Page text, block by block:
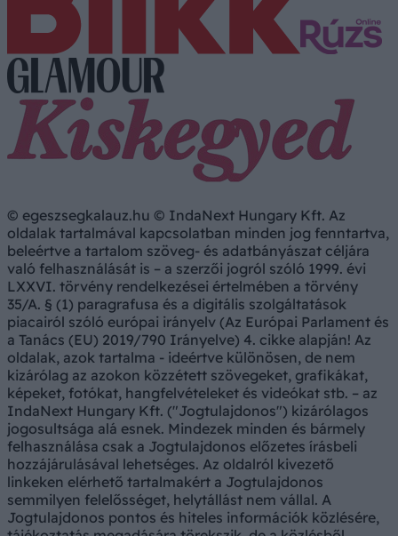
© egeszsegkalauz.hu © IndaNext Hungary Kft. Az
oldalak tartalmával kapcsolatban minden jog fenntartva,
beleértve a tartalom szöveg- és adatbányászat céljára
való felhasználását is – a szerzői jogról szóló 1999. évi
LXXVI. törvény rendelkezései értelmében a törvény
35/A. § (1) paragrafusa és a digitális szolgáltatások
piacairól szóló európai irányelv (Az Európai Parlament és
a Tanács (EU) 2019/790 Irányelve) 4. cikke alapján! Az
oldalak, azok tartalma - ideértve különösen, de nem
kizárólag az azokon közzétett szövegeket, grafikákat,
képeket, fotókat, hangfelvételeket és videókat stb. – az
IndaNext Hungary Kft. ("Jogtulajdonos") kizárólagos
jogosultsága alá esnek. Mindezek minden és bármely
felhasználása csak a Jogtulajdonos előzetes írásbeli
hozzájárulásával lehetséges. Az oldalról kivezető
linkeken elérhető tartalmakért a Jogtulajdonos
semmilyen felelősséget, helytállást nem vállal. A
Jogtulajdonos pontos és hiteles információk közlésére,